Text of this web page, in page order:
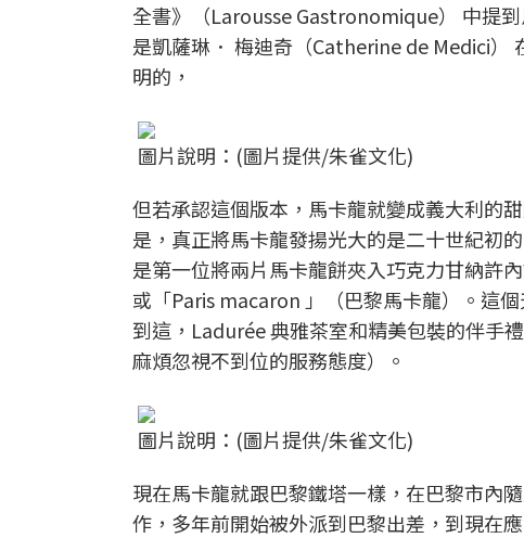
全書》（Larousse Gastronomique） 中提
是凱薩琳． 梅迪奇（Catherine de Medici）
明的，
圖片說明：(圖片提供/朱雀文化)
但若承認這個版本，馬卡龍就變成義大利的
是，真正將馬卡龍發揚光大的是二十世紀初
是第一位將兩片馬卡龍餅夾入巧克力甘納許
或「Paris macaron 」（巴黎馬卡龍）。這
到這，Ladurée 典雅茶室和精美包裝的伴手
麻煩忽視不到位的服務態度）。
圖片說明：(圖片提供/朱雀文化)
現在馬卡龍就跟巴黎鐵塔一樣，在巴黎市內
作，多年前開始被外派到巴黎出差，到現在